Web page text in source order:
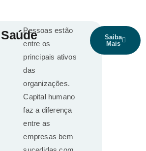
SaúdePessoas estão
entre os
principais ativos
das
organizações.
Capital humano
faz a diferença
entre as
empresas bem
Saiba
Mais